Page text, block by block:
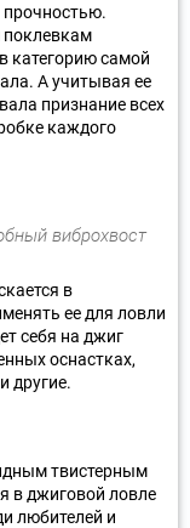
прочностью.
категорию самой
А учитывая ее
признание всех
каждого
виброхвост
в
ее для ловли
себя на джиг
оснастках,
другие.
твистерным
в джиговой ловле
любителей и